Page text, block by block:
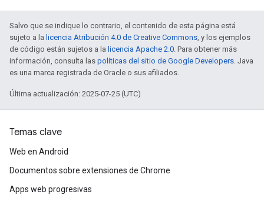
Salvo que se indique lo contrario, el contenido de esta página está
sujeto a la licencia Atribución 4.0 de Creative Commons, y los ejemplos
de código están sujetos a la licencia Apache 2.0. Para obtener más
información, consulta las políticas del sitio de Google Developers. Java
es una marca registrada de Oracle o sus afiliados.
Última actualización: 2025-07-25 (UTC)
Temas clave
Web en Android
Documentos sobre extensiones de Chrome
Apps web progresivas